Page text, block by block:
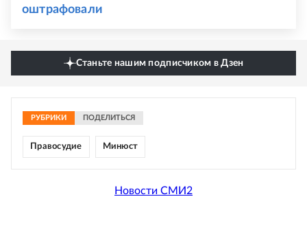
оштрафовали
Станьте нашим подписчиком в Дзен
РУБРИКИ ПОДЕЛИТЬСЯ
Правосудие Минюст
Новости СМИ2